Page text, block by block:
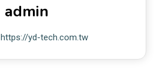
admin
https://yd-tech.com.tw